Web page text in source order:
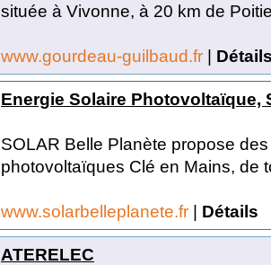
située à Vivonne, à 20 km de
www.gourdeau-guilbaud.fr |
Energie Solaire Photovoltaïque,
SOLAR Belle Planète propose
photovoltaïques Clé en Mains, de
www.solarbelleplanete.fr | Détails
ATERELEC